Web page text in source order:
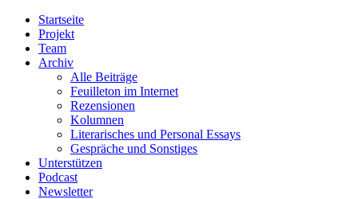
Startseite
Projekt
Team
Archiv
Alle Beiträge
Feuilleton im Internet
Rezensionen
Kolumnen
Literarisches und Personal Essays
Gespräche und Sonstiges
Unterstützen
Podcast
Newsletter